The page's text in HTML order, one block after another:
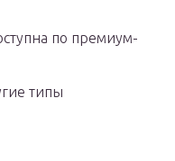
по премиум-
типы